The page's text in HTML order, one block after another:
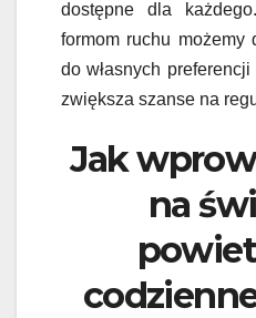
dostępne dla
formom ruchu możemy
do własnych
zwiększa szanse na
Jak
na